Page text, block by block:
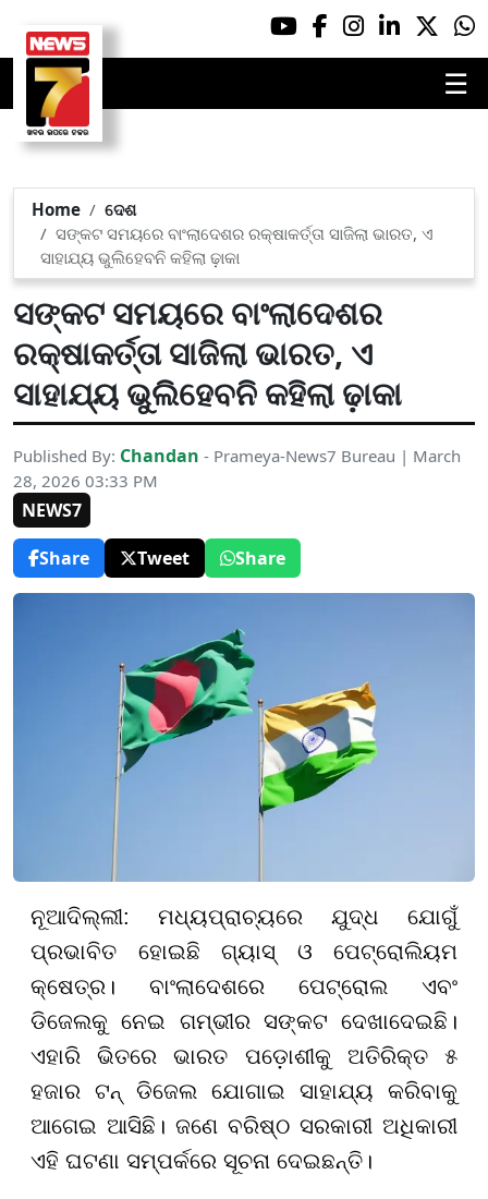
☰
Home
ଦେଶ
ସଙ୍କଟ ସମୟରେ ବାଂଲାଦେଶର ରକ୍ଷାକର୍ତ୍ତା ସାଜିଲା ଭାରତ, ଏ
ସାହାଯ୍ୟ ଭୁଲିହେବନି କହିଲା ଢ଼ାକା
ସଙ୍କଟ ସମୟରେ ବାଂଲାଦେଶର
ରକ୍ଷାକର୍ତ୍ତା ସାଜିଲା ଭାରତ, ଏ
ସାହାଯ୍ୟ ଭୁଲିହେବନି କହିଲା ଢ଼ାକା
Published By: Chandan - Prameya-News7 Bureau | March
28, 2026 03:33 PM
NEWS7
Share
Tweet Share
ନୂଆଦିଲ୍ଲୀ: ମଧ୍ୟପ୍ରାଚ୍ୟରେ ଯୁଦ୍ଧ ଯୋଗୁଁ
ପ୍ରଭାବିତ ହୋଇଛି ଗ୍ୟାସ୍ ଓ ପେଟ୍ରୋଲିୟମ
କ୍ଷେତ୍ର। ବାଂଲାଦେଶରେ ପେଟ୍ରୋଲ ଏବଂ
ଡିଜେଲକୁ ନେଇ ଗମ୍ଭୀର ସଙ୍କଟ ଦେଖାଦେଇଛି।
ଏହାରି ଭିତରେ ଭାରତ ପଡ଼ୋଶୀକୁ ଅତିରିକ୍ତ ୫
ହଜାର ଟନ୍ ଡିଜେଲ ଯୋଗାଇ ସାହାଯ୍ୟ କରିବାକୁ
ଆଗେଇ ଆସିଛି। ଜଣେ ବରିଷ୍ଠ ସରକାରୀ ଅଧିକାରୀ
ଏହି ଘଟଣା ସମ୍ପର୍କରେ ସୂଚନା ଦେଇଛନ୍ତି।